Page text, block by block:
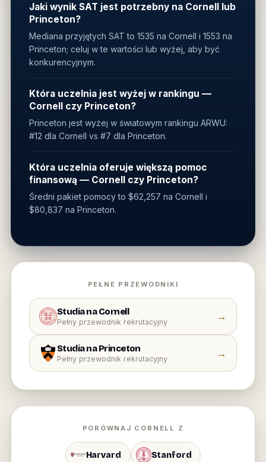
Jaki wynik SAT jest potrzebny na Cornell lub
Princeton?
Mediana przyjętych SAT to 1535 na Cornell i 1553 na
Princeton; celuj w te wartości lub wyżej, aby być
konkurencyjnym.
Która uczelnia jest wyżej w rankingu —
Cornell czy Princeton?
Princeton jest wyżej w światowym rankingu ARWU:
#12 dla Cornell vs #7 dla Princeton.
Która uczelnia oferuje większą pomoc
finansową — Cornell czy Princeton?
Średni pakiet pomocy to $62,257 na Cornell i
$80,837 na Princeton.
PEŁNE PRZEWODNIKI
Studia na Cornell
Pełny przewodnik rekrutacyjny →
Studia na Princeton
Pełny przewodnik rekrutacyjny →
PORÓWNAJ CORNELL Z
Harvard Stanford